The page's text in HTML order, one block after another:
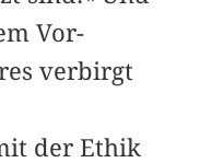
Vor-
verbirgt
der Ethik